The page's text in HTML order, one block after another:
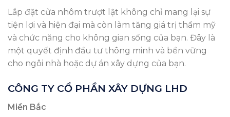
Lắp đặt cửa nhôm trượt lật không chỉ mang lại sự
tiện lợi và hiện đại mà còn làm tăng giá trị thẩm mỹ
và chức năng cho không gian sống của bạn. Đây là
một quyết định đầu tư thông minh và bền vững
cho ngôi nhà hoặc dự án xây dựng của bạn.
CÔNG TY CỔ PHẦN XÂY DỰNG LHD
Miền Bắc